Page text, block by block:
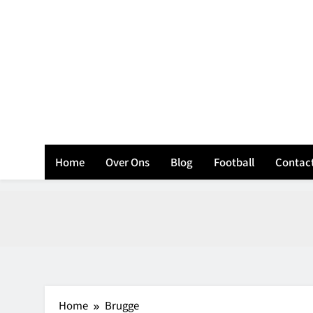
Home Over Ons Blog Football
Home Brugge